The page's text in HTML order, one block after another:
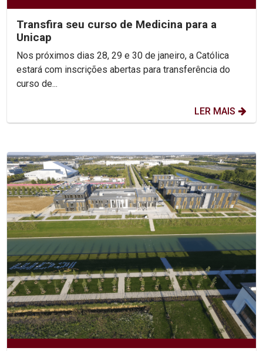
Transfira seu curso de Medicina para a
Unicap
Nos próximos dias 28, 29 e 30 de janeiro, a Católica
estará com inscrições abertas para transferência do
curso de...
LER MAIS